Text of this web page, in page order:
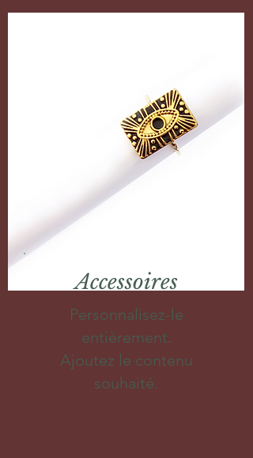
Accessoires
Personnalisez-le
entièrement.
Ajoutez le contenu
souhaité.